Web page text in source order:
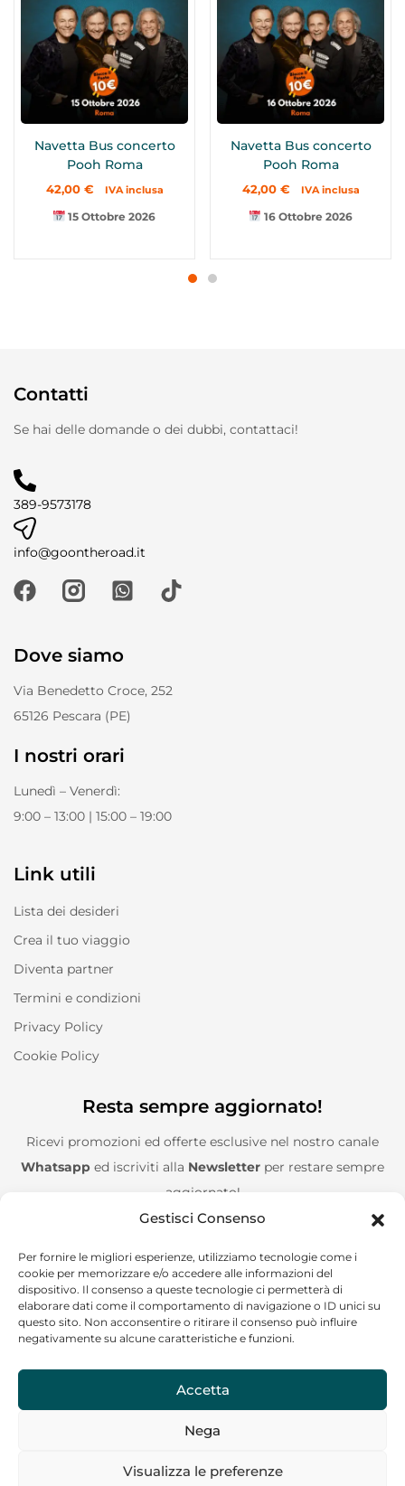
Gestisci Consenso
Per fornire le migliori esperienze, utilizziamo tecnologie come i
cookie per memorizzare e/o accedere alle informazioni del
dispositivo. Il consenso a queste tecnologie ci permetterà di
elaborare dati come il comportamento di navigazione o ID unici su
questo sito. Non acconsentire o ritirare il consenso può influire
negativamente su alcune caratteristiche e funzioni.
Accetta
Nega
Visualizza le preferenze
Navetta Bus concerto
Pooh Roma
42,00 € IVA inclusa
15 Ottobre 2026
Navetta Bus concerto
Pooh Roma
42,00 € IVA inclusa
16 Ottobre 2026
Contatti
Se hai delle domande o dei dubbi, contattaci!
389-9573178
info@goontheroad.it
Dove siamo
Via Benedetto Croce, 252
65126 Pescara (PE)
I nostri orari
Lunedì – Venerdì:
9:00 – 13:00 | 15:00 – 19:00
Link utili
Lista dei desideri
Crea il tuo viaggio
Diventa partner
Termini e condizioni
Privacy Policy
Cookie Policy
Resta sempre aggiornato!
Ricevi promozioni ed offerte esclusive nel nostro canale
Whatsapp ed iscriviti alla Newsletter per restare sempre
aggiornato!
Aggiungimi alla Newsletter!
Copyright © 2024 Go on the road – Tutti i diritti riservati
La nostra assistenza ti risponderà il prima possibile!